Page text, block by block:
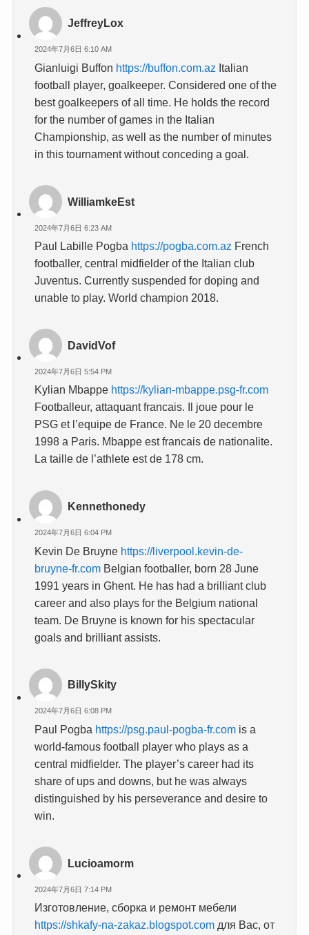
JeffreyLox
2024年7月6日 6:10 AM
Gianluigi Buffon https://buffon.com.az Italian
football player, goalkeeper. Considered one of the
best goalkeepers of all time. He holds the record
for the number of games in the Italian
Championship, as well as the number of minutes
in this tournament without conceding a goal.
WilliamkeEst
2024年7月6日 6:23 AM
Paul Labille Pogba https://pogba.com.az French
footballer, central midfielder of the Italian club
Juventus. Currently suspended for doping and
unable to play. World champion 2018.
DavidVof
2024年7月6日 5:54 PM
Kylian Mbappe https://kylian-mbappe.psg-fr.com
Footballeur, attaquant francais. Il joue pour le
PSG et l’equipe de France. Ne le 20 decembre
1998 a Paris. Mbappe est francais de nationalite.
La taille de l’athlete est de 178 cm.
Kennethonedy
2024年7月6日 6:04 PM
Kevin De Bruyne https://liverpool.kevin-de-
bruyne-fr.com Belgian footballer, born 28 June
1991 years in Ghent. He has had a brilliant club
career and also plays for the Belgium national
team. De Bruyne is known for his spectacular
goals and brilliant assists.
BillySkity
2024年7月6日 6:08 PM
Paul Pogba https://psg.paul-pogba-fr.com is a
world-famous football player who plays as a
central midfielder. The player’s career had its
share of ups and downs, but he was always
distinguished by his perseverance and desire to
win.
Lucioamorm
2024年7月6日 7:14 PM
Изготовление, сборка и ремонт мебели
https://shkafy-na-zakaz.blogspot.com для Вас, от